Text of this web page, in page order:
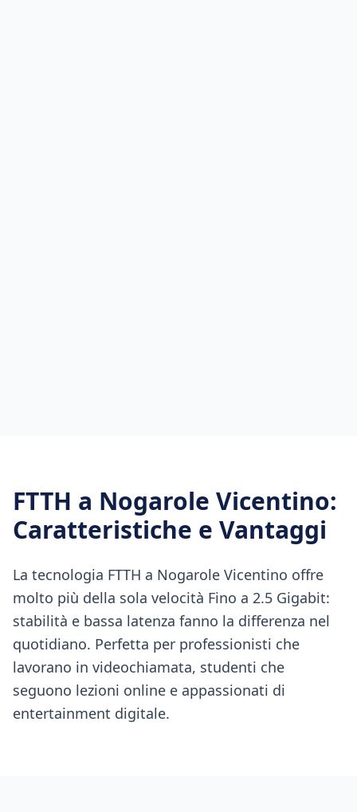
FTTH a Nogarole Vicentino:
Caratteristiche e Vantaggi
La tecnologia FTTH a Nogarole Vicentino offre
molto più della sola velocità Fino a 2.5 Gigabit:
stabilità e bassa latenza fanno la differenza nel
quotidiano. Perfetta per professionisti che
lavorano in videochiamata, studenti che
seguono lezioni online e appassionati di
entertainment digitale.